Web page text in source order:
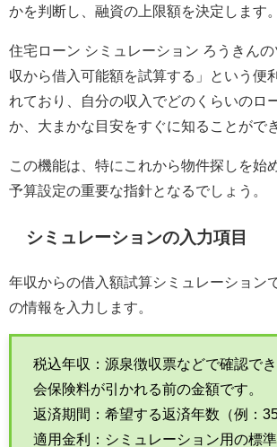
かを判断し、融資の上限額を決定します。
住宅ローン シミュレーション ろうきん
収から借入可能額を試算する」という便
れており、自分の収入でどのくらいのロ
か、大まかな目安をすぐに知ることがで
この機能は、特にこれから物件探しを始
予算設定の重要な指針となるでしょう。
シミュレーションの入力項目
年収からの借入額試算シミュレーション
の情報を入力します。
税込年収：源泉徴収票などで確認で
会保険料が引かれる前の金額です。
返済期間：希望する返済年数（例：35
適用金利：シミュレーション用の標